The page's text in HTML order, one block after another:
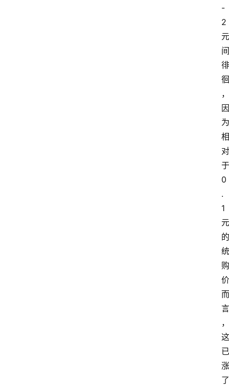
-
2
元
间
徘
徊
，
因
为
相
对
于
0
.
1
元
的
统
购
价
而
言
，
这
已
涨
了